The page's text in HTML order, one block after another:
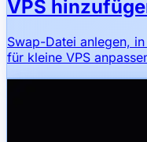
VPS
Swap-Datei anlegen,
für kleine VPS